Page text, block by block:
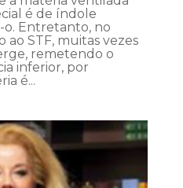
é de índole
Entretanto, no
STF, muitas vezes
remetendo o
inferior, por
é...